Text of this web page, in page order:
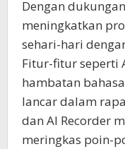
Dengan
meningkatkan
sehari-hari
Fitur-fitur seperti
hambatan
lancar dalam
dan AI Recorder
meringkas poin-